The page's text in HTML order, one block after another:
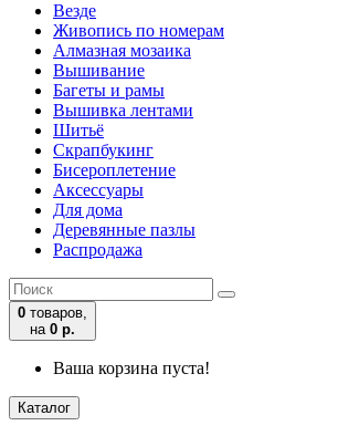
Везде
Живопись по номерам
Алмазная мозаика
Вышивание
Багеты и рамы
Вышивка лентами
Шитьё
Скрапбукинг
Бисероплетение
Аксессуары
Для дома
Деревянные пазлы
Распродажа
0 товаров,
на 0 р.
Ваша корзина пуста!
Каталог